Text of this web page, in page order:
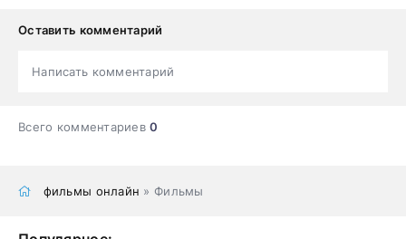
Оставить комментарий
Написать комментарий
Всего комментариев0
фильмы онлайн » Фильмы